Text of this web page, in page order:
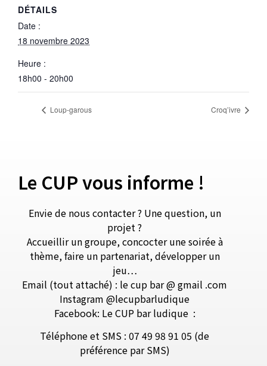
DÉTAILS
Date :
18 novembre 2023
Heure :
18h00 - 20h00
Loup-garous Croq’ivre
Le CUP vous informe !
Envie de nous contacter ? Une question, un
projet ?
Accueillir un groupe, concocter une soirée à
thème, faire un partenariat, développer un
jeu…
Email (tout attaché) : le cup bar @ gmail .com
Instagram @lecupbarludique
Facebook: Le CUP bar ludique :
Téléphone et SMS : 07 49 98 91 05 (de
préférence par SMS)